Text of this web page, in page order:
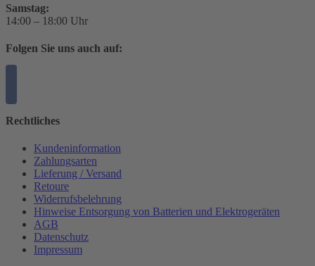
Samstag:
14:00 – 18:00 Uhr
Folgen Sie uns auch auf:
Rechtliches
Kundeninformation
Zahlungsarten
Lieferung / Versand
Retoure
Widerrufsbelehrung
Hinweise Entsorgung von Batterien und Elektrogeräten
AGB
Datenschutz
Impressum